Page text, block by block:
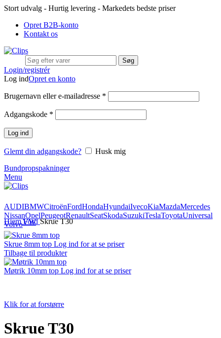
Stort udvalg - Hurtig levering - Markedets bedste priser
Opret B2B-konto
Kontakt os
Søg
Login/registrér
Log indOpret en konto
Brugernavn eller e-mailadresse *
Adgangskode *
Log ind
Glemt din adgangskode?
Husk mig
Bundpropspakninger
Menu
AUDIBMWCitroënFordHondaHyundaiIvecoKiaMazdaMercedes
NissanOpelPeugeotRenaultSeatSkodaSuzukiTeslaToyotaUniversal
VolvoVW
HjemFordSkrue T30
Skrue 8mm top Log ind for at se priser
Tilbage til produkter
Møtrik 10mm top Log ind for at se priser
Klik for at forstørre
Skrue T30